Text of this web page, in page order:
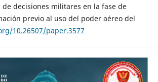
decisiones militares en la fase de
previo al uso del poder aéreo del
10.26507/paper.3577